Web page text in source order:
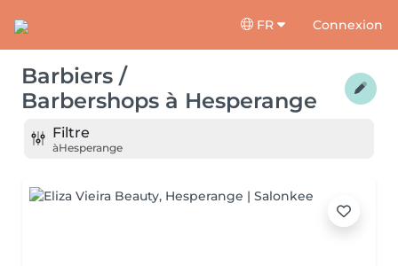
FR Connexion
Barbiers /
Barbershops à Hesperange
Filtre
àHesperange